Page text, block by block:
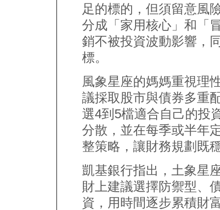
足的標的，但須留意風
分成「家用核心」和「
銷不被投資波動影響，
標。
風象星座的媽媽重視理
議採取股市與債券多重
選4到5檔適合自己的投
分散，並在每季或半年
整策略，讓財務規劃既
凱基銀行指出，土象星
財上建議選擇防禦型、
資，用時間逐步累積財